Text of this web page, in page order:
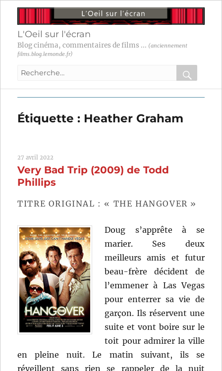
L'Oeil sur l'écran
Blog cinéma, commentaires de films ... (anciennement
films.blog.lemonde.fr)
Recherche
:
OK
Étiquette : Heather Graham
27 avril 2022
Very Bad Trip (2009) de Todd
Phillips
TITRE ORIGINAL : « THE HANGOVER »
Doug s’apprête à se
marier. Ses deux
meilleurs amis et futur
beau-frère décident de
l’emmener à Las Vegas
pour enterrer sa vie de
garçon. Ils réservent une
suite et vont boire sur le
toit pour admirer la ville
en pleine nuit. Le matin suivant, ils se
réveillent sans rien se rappeler de la nuit